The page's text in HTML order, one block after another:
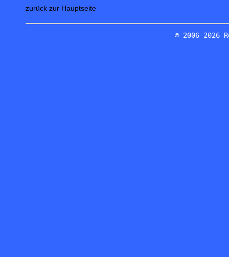
zurück zur Hauptseite
© 2006-2026